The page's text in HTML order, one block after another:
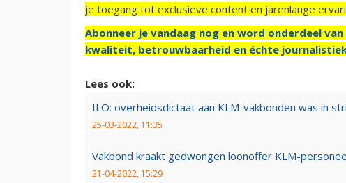
je toegang tot exclusieve content en jarenlange
Abonneer je vandaag nog en word onderdeel
kwaliteit, betrouwbaarheid en échte
Lees ook:
ILO: overheidsdictaat aan KLM-vakbonden was in
25-03-2022, 11:35
Vakbond kraakt gedwongen loonoffer KLM-
21-04-2022, 15:29